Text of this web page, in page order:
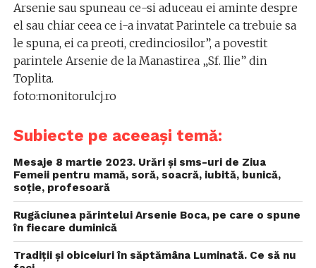
Arsenie sau spuneau ce-si aduceau ei aminte despre
el sau chiar ceea ce i-a invatat Parintele ca trebuie sa
le spuna, ei ca preoti, credinciosilor”, a povestit
parintele Arsenie de la Manastirea „Sf. Ilie” din
Toplita.
foto:monitorulcj.ro
Subiecte pe aceeași temă:
Mesaje 8 martie 2023. Urări și sms-uri de Ziua
Femeii pentru mamă, soră, soacră, iubită, bunică,
soție, profesoară
Rugăciunea părintelui Arsenie Boca, pe care o spune
în fiecare duminică
Tradiții și obiceiuri în săptămâna Luminată. Ce să nu